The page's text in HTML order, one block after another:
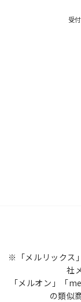
受
※「メルリックス
社
「メルオン」「
の類似